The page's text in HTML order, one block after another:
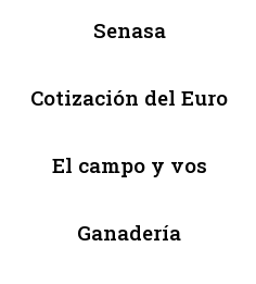
Senasa
Cotización del Euro
El campo y vos
Ganadería